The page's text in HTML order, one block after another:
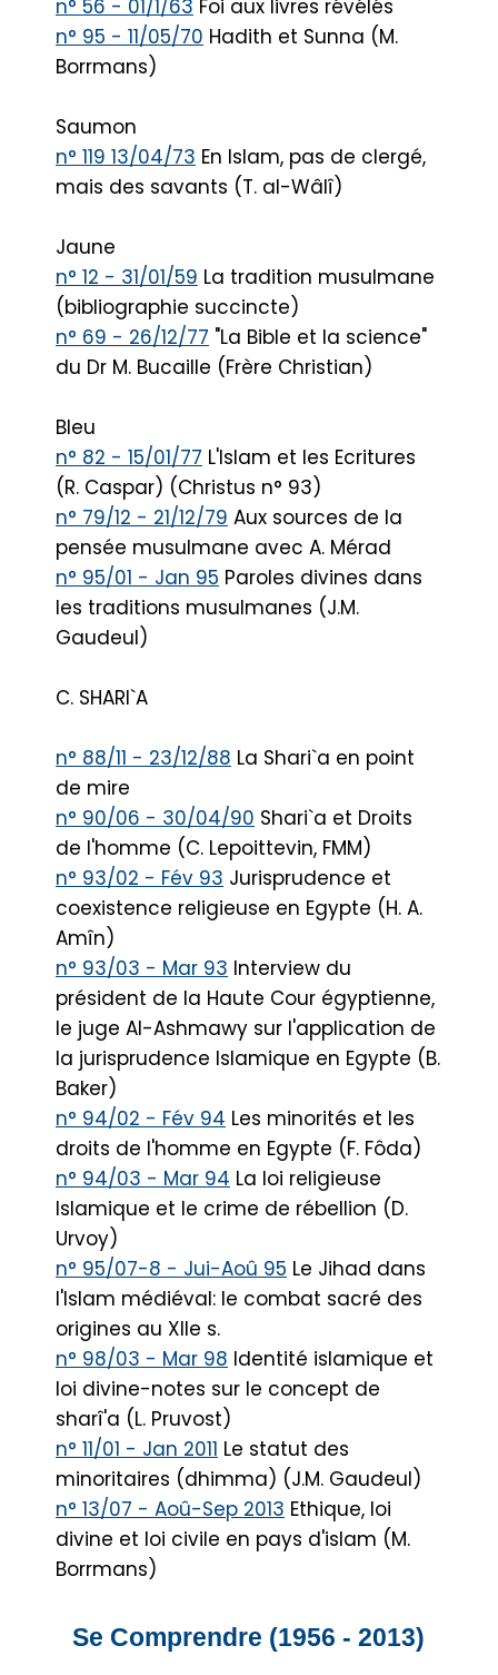
n° 56 - 01/1/63 Foi aux livres révélés
n° 95 - 11/05/70 Hadith et Sunna (M.
Borrmans)
Saumon
n° 119 13/04/73 En Islam, pas de clergé,
mais des savants (T. al-Wâlî)
Jaune
n° 12 - 31/01/59 La tradition musulmane
(bibliographie succincte)
n° 69 - 26/12/77 "La Bible et la science"
du Dr M. Bucaille (Frère Christian)
Bleu
n° 82 - 15/01/77 L'Islam et les Ecritures
(R. Caspar) (Christus n° 93)
n° 79/12 - 21/12/79 Aux sources de la
pensée musulmane avec A. Mérad
n° 95/01 - Jan 95 Paroles divines dans
les traditions musulmanes (J.M.
Gaudeul)
C. SHARI`A
n° 88/11 - 23/12/88 La Shari`a en point
de mire
n° 90/06 - 30/04/90 Shari`a et Droits
de l'homme (C. Lepoittevin, FMM)
n° 93/02 - Fév 93 Jurisprudence et
coexistence religieuse en Egypte (H. A.
Amîn)
n° 93/03 - Mar 93 Interview du
président de la Haute Cour égyptienne,
le juge Al-Ashmawy sur l'application de
la jurisprudence Islamique en Egypte (B.
Baker)
n° 94/02 - Fév 94 Les minorités et les
droits de l'homme en Egypte (F. Fôda)
n° 94/03 - Mar 94 La loi religieuse
Islamique et le crime de rébellion (D.
Urvoy)
n° 95/07-8 - Jui-Aoû 95 Le Jihad dans
l'Islam médiéval: le combat sacré des
origines au XIIe s.
n° 98/03 - Mar 98 Identité islamique et
loi divine-notes sur le concept de
sharî'a (L. Pruvost)
n° 11/01 - Jan 2011 Le statut des
minoritaires (dhimma) (J.M. Gaudeul)
n° 13/07 - Aoû-Sep 2013 Ethique, loi
divine et loi civile en pays d'islam (M.
Borrmans)
Se Comprendre (1956 - 2013)